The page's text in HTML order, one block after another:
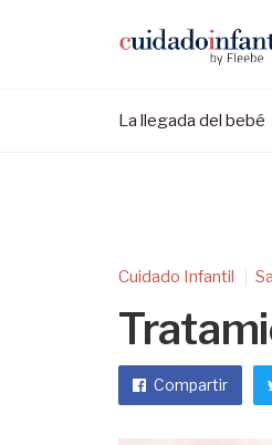
La llegada del bebé
Cuidado Infantil
Compartir